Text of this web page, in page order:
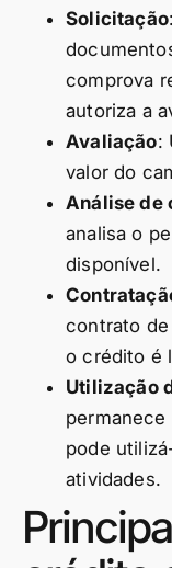
Solicitação
comprova
autoriza a
Avaliação:
valor do
Análise de
analisa o
disponível.
contrato de
o crédito é
Utilização
pode
atividades.